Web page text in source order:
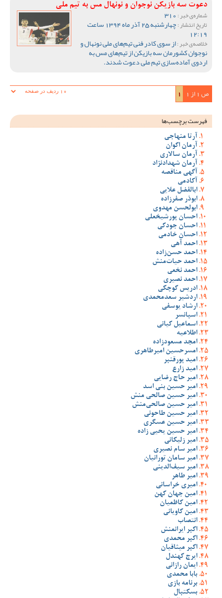
دعوت سه بازیکن نوجوان و نونهال مس به تیم ملی
شماره‌ی خبر :
تاریخ انتشار : چهارشنبه 25 آذر ماه 1394 ساعت
12:19
خلاصه‌ی خبر :از سوی کادر فنی تیم‌های ملی نونهال و
نوجوان کشورمان سه بازیکن از تیم‌های مس به
اردوی آماده‌سازی تیم ملی دعوت شدند.
ص 1 از 1 1
فهرست برچسب‌ها
آرتا منهاجی
آرمان اکوان
آرمان سالاری
آرمان شهدادنژاد
آگهی مناقصه
آکادمی
ابالفضل علایی
ابوذر صفرزاده
ابولحسن مهدوی
احسان پورشیخعلی
احسان جودکی
احسان خادمی
احمد آهی
احمد حسن‌زاده
احمد حیات‌منش
احمد نخعی
احمد نصیری
ادریس کوچکی
اردشیر سعدمحمدی
ارشاد یوسفی
اسپانسر
اسماعیل کیانی
اطلاعیه
امجد مسعودزاده
امسرحسین امیرطاهری
امید پورقنبر
امید زارع
امیر حاج رضایی
امیر حسین بنی اسد
امیر حسین صالحی منش
امیر حسین صالحی‌منش
امیر حسین طاحونی
امیر حسین عسگری
امیر حسین یحیی زاده
امیر زلیکانی
امیر سام نصیری
امیر سامان تورانیان
امیر سیف‌الدینی
امیر طاهر
امیری خراسانی
امین جهان کهن
امین کاظمیان
امین کاویانی
انتصاب
اکبر ایرانمنش
اکبر محمدی
اکبر میثاقیان
ایرج کهندل
ایمان رازانی
بابا محمدی
برنامه بازی
بسکتبال